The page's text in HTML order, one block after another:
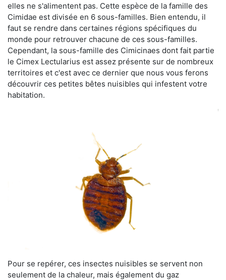
elles ne s'alimentent pas. Cette espèce de la famille des
Cimidae est divisée en 6 sous-familles. Bien entendu, il
faut se rendre dans certaines régions spécifiques du
monde pour retrouver chacune de ces sous-familles.
Cependant, la sous-famille des Cimicinaes dont fait partie
le Cimex Lectularius est assez présente sur de nombreux
territoires et c'est avec ce dernier que nous vous ferons
découvrir ces petites bêtes nuisibles qui infestent votre
habitation.
Pour se repérer, ces insectes nuisibles se servent non
seulement de la chaleur, mais également du gaz